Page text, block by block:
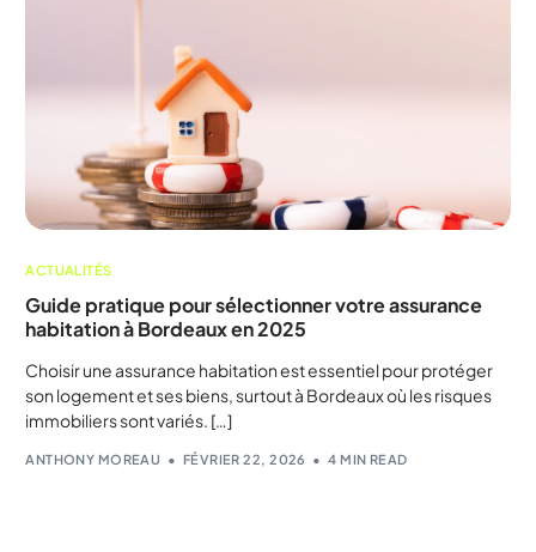
ACTUALITÉS
Guide pratique pour sélectionner votre assurance
habitation à Bordeaux en 2025
Choisir une assurance habitation est essentiel pour protéger
son logement et ses biens, surtout à Bordeaux où les risques
immobiliers sont variés. […]
ANTHONY MOREAU FÉVRIER 22, 2026 4 MIN READ